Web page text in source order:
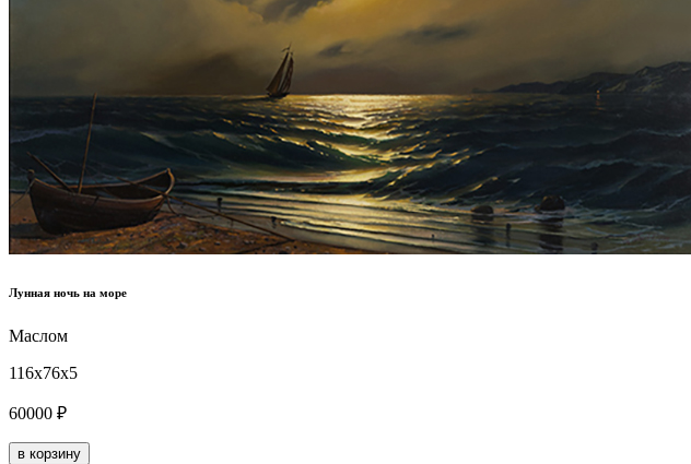
Лунная ночь на море
Маслом
116x76x5
60000 ₽
в корзину